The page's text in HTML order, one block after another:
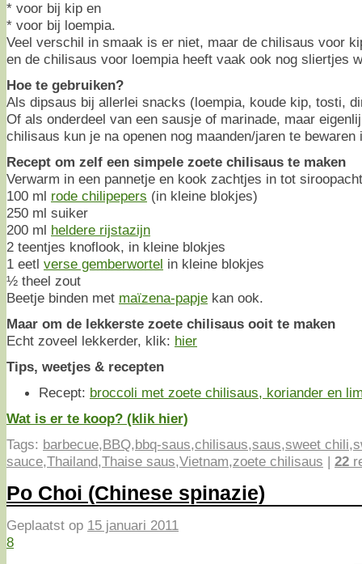
* voor bij kip en
* voor bij loempia.
Veel verschil in smaak is er niet, maar de chilisaus voor
en de chilisaus voor loempia heeft vaak ook nog sliertjes
Hoe te gebruiken?
Als dipsaus bij allerlei snacks (loempia, koude kip, tosti,
Of als onderdeel van een sausje of marinade, maar
chilisaus kun je na openen nog maanden/jaren te bewaren
Recept om zelf een simpele zoete chilisaus te maken
Verwarm in een pannetje en kook zachtjes in tot
100 ml rode chilipepers (in kleine blokjes)
250 ml suiker
200 ml heldere rijstazijn
2 teentjes knoflook, in kleine blokjes
1 eetl verse gemberwortel in kleine blokjes
½ theel zout
Beetje binden met maïzena-papje kan ook.
Maar om de lekkerste zoete chilisaus ooit te maken
Echt zoveel lekkerder, klik: hier
Tips, weetjes & recepten
Recept: broccoli met zoete chilisaus, koriander en
Wat is er te koop? (klik hier)
Tags: barbecue,BBQ,bbq-saus,chilisaus,saus,sweet chili,
sauce,Thailand,Thaise saus,Vietnam,zoete chilisaus | 22
Po Choi (Chinese spinazie)
Geplaatst op 15 januari 2011
8